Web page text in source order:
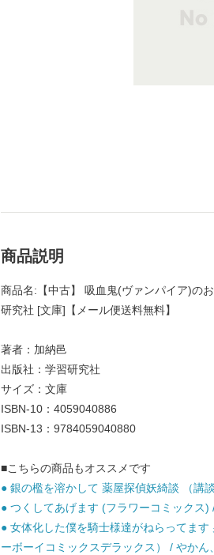
商品説明
商品名:【中古】 吸血鬼(ヴァンパイア)の
研究社 [文庫]【メール便送料無料】
著者：加納邑
出版社：学習研究社
サイズ：文庫
ISBN-10：4059040886
ISBN-13：9784059040880
■こちらの商品もオススメです
● 銀の檻を溶かして 薬屋探偵妖綺談 （講
● つくしてあげます (フラワーコミックス
● 女体化した僕を騎士様達がねらってま
ーボーイコミックスデラックス） / やか